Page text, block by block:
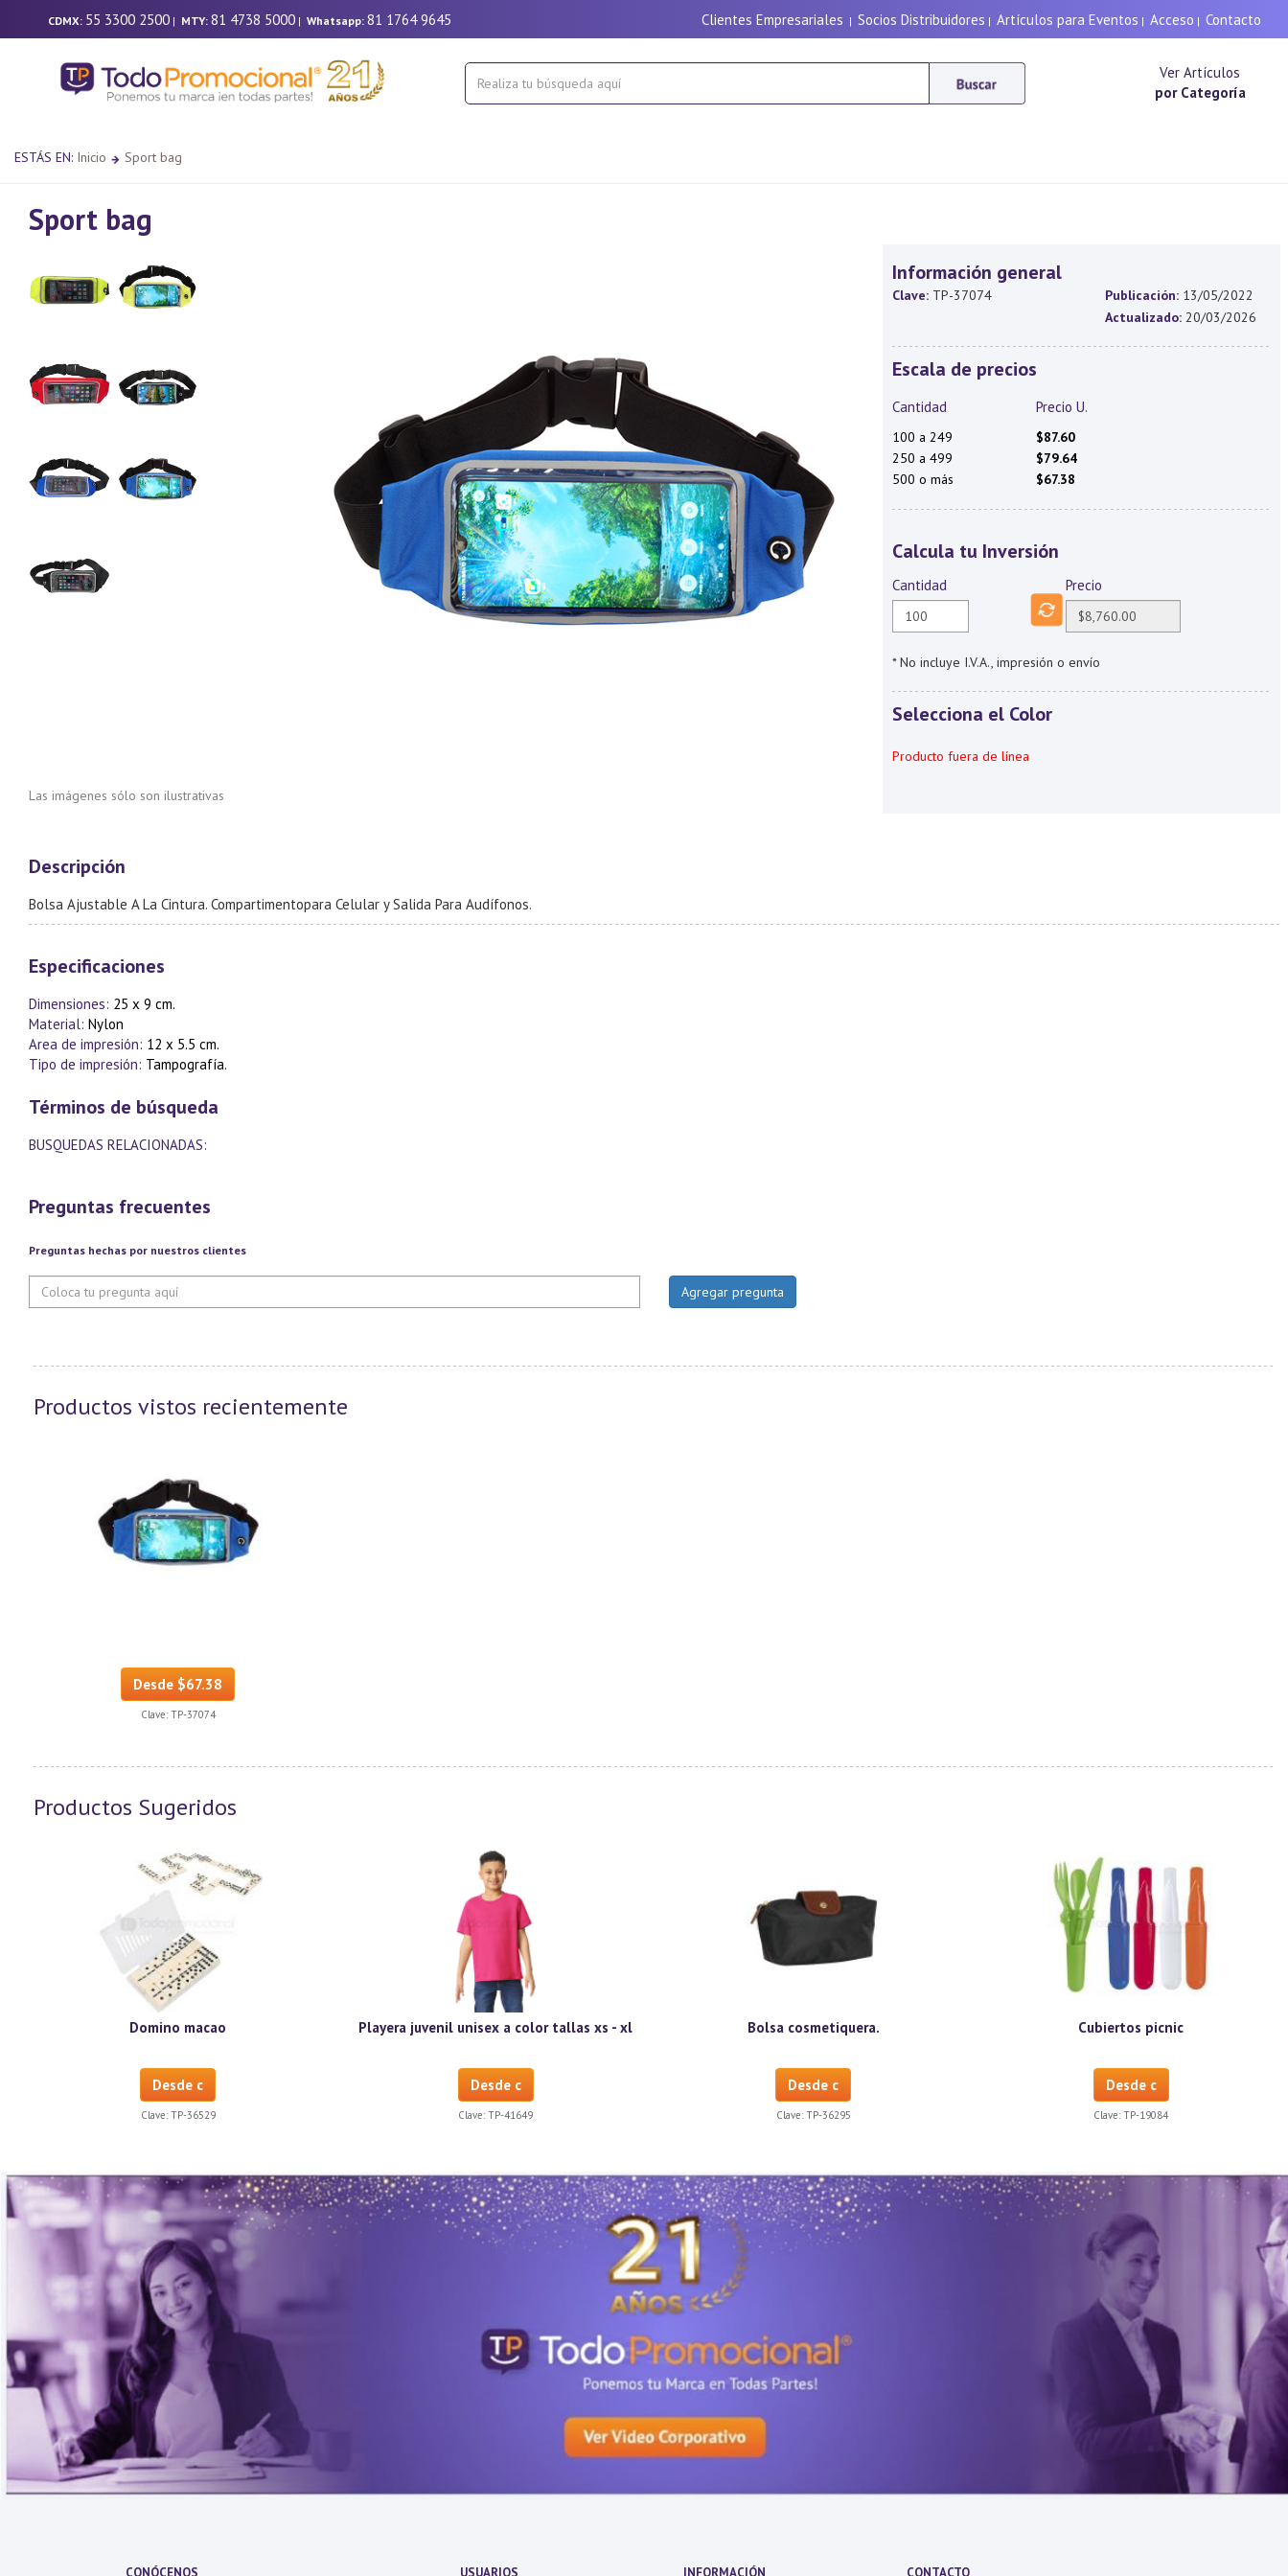
CDMX: 55 3300 2500 | MTY: 81 4738 5000 | Whatsapp: 81 1764 9645 Clientes Empresariales | Socios Distribuidores | Artículos para Eventos | Acceso | Contacto
Ver Artículos
por Categoría
ESTÁS EN: Inicio Sport bag
Sport bag
Las imágenes sólo son ilustrativas
Información general
Clave: TP-37074 Publicación: 13/05/2022
Actualizado: 20/03/2026
Escala de precios
Cantidad Precio U.
100 a 249
$87.60
250 a 499
$79.64
500 o más
$67.38
Calcula tu Inversión
Cantidad Precio
* No incluye I.V.A., impresión o envío
Selecciona el Color
Producto fuera de línea
Descripción
Bolsa Ajustable A La Cintura. Compartimentopara Celular y Salida Para Audífonos.
Especificaciones
Dimensiones: 25 x 9 cm.
Material: Nylon
Area de impresión: 12 x 5.5 cm.
Tipo de impresión: Tampografía.
Términos de búsqueda
BUSQUEDAS RELACIONADAS:
Preguntas frecuentes
Preguntas hechas por nuestros clientes
Productos vistos recientemente
Desde $67.38
Clave: TP-37074
Productos Sugeridos
Domino macao
Desde c
Clave: TP-36529
Playera juvenil unisex a color tallas xs - xl
Desde c
Clave:TP-41649
Bolsa cosmetiquera.
Desde c
Clave: TP-36295
Cubiertos picnic
Desde c
Clave:TP-19084
CONÓCENOS USUARIOS INFORMACIÓN CONTACTO